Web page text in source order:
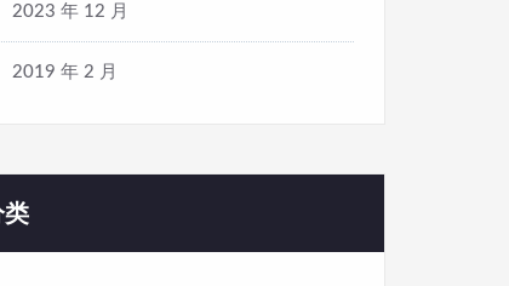
2023 年 12 月
2019 年 2 月